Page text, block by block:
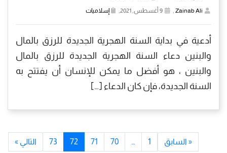
Zainab Ali إسلاميات
أدعية في بداية السنة الهجرية الجديدة للرزق بالمال
والبنين دعاء السنة الهجرية الجديدة للرزق بالمال
والبنين ، هو أفضل ما يمكن للإنسان أن يفتتح به
السنة الجديدة، فإن كان الدعاء […]
« السابق 1
…
70
71
72
73 التالي »